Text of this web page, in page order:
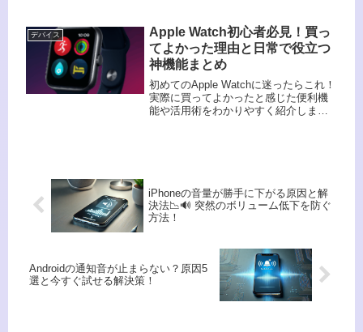
デバイス
Apple Watch初心者必見！買っ
てよかった理由と日常で役立つ
神機能まとめ
初めてのApple Watchに迷ったらこれ！
実際に買ってよかったと感じた便利機
能や活用術をわかりやすく紹介しま
iPhoneの音量が勝手に下がる原因と解
決法📉🔊 突然のボリューム低下を防ぐ
方法！
Androidの通知音が止まらない？原因5
選と今すぐ試せる解決策！